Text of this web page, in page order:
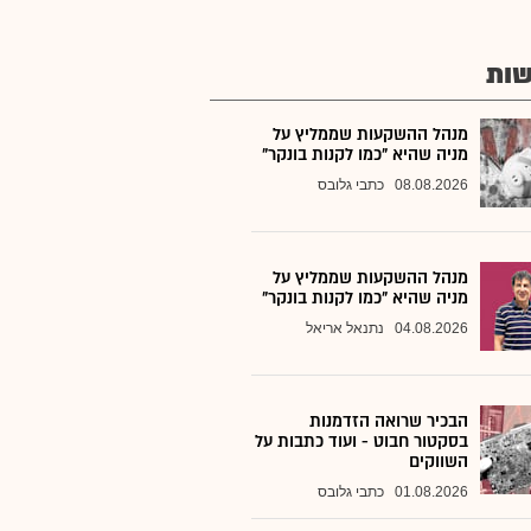
מנהל ההשקעות שממליץ על
מניה שהיא "כמו לקנות בונקר"
08.08.2026 כתבי גלובס
מנהל ההשקעות שממליץ על
מניה שהיא "כמו לקנות בונקר"
04.08.2026 נתנאל אריאל
הבכיר שרואה הזדמנות
בסקטור חבוט - ועוד כתבות על
השווקים
01.08.2026 כתבי גלובס